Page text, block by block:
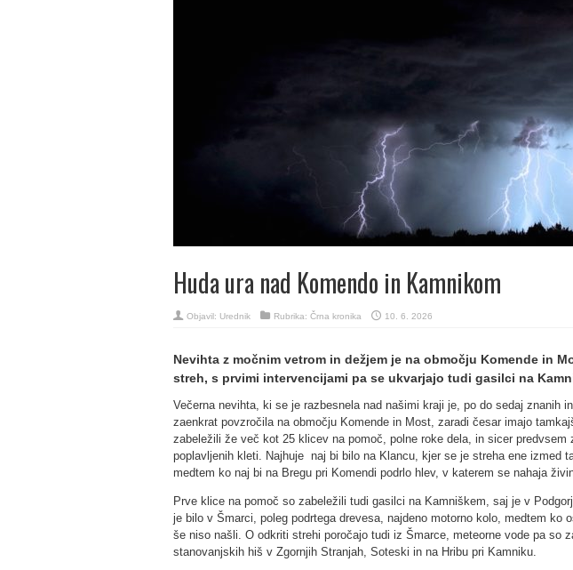
Huda ura nad Komendo in Kamnikom
Objavil: Urednik Rubrika: Črna kronika 10. 6. 2026
Nevihta z močnim vetrom in dežjem je na območju Komende in
streh, s prvimi intervencijami pa se ukvarjajo tudi gasilci na
Večerna nevihta, ki se je razbesnela nad našimi kraji je, po do sedaj znanih
zaenkrat povzročila na območju Komende in Most, zaradi česar imajo
zabeležili že več kot 25 klicev na pomoč, polne roke dela, in sicer predvsem
poplavljenih kleti. Najhuje naj bi bilo na Klancu, kjer se je streha ene izmed
medtem ko naj bi na Bregu pri Komendi podrlo hlev, v katerem se nahaja
Prve klice na pomoč so zabeležili tudi gasilci na Kamniškem, saj je v
je bilo v Šmarci, poleg podrtega drevesa, najdeno motorno kolo, medtem ko
še niso našli. O odkriti strehi poročajo tudi iz Šmarce, meteorne vode pa so
stanovanjskih hiš v Zgornjih Stranjah, Soteski in na Hribu pri Kamniku.